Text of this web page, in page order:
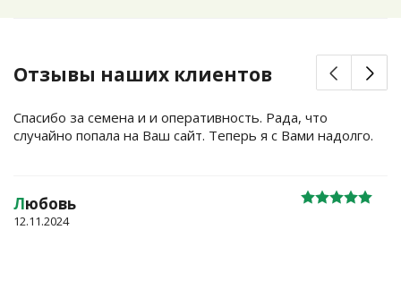
Отзывы наших клиентов
Спасибо за семена и и оперативность. Рада, что
случайно попала на Ваш сайт. Теперь я с Вами надолго.
Любовь
12.11.2024